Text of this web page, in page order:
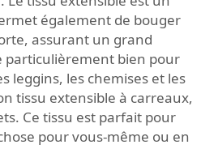
également de bouger
assurant un grand
particulièrement bien pour
leggins, les chemises et les
tissu extensible à carreaux,
Ce tissu est parfait pour
pour vous-même ou en